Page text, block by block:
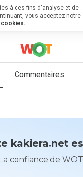
Commentaires
kakiera.net
La confiance de WOT
à des fins d'analyse et de
vous acceptez notre
cookies.